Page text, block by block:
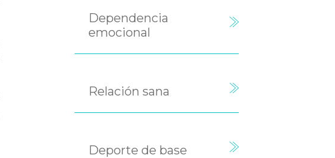
Dependencia
emocional
Relación sana
Deporte de base